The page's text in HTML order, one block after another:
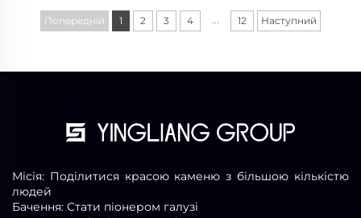
Попередній 1 2 3 4 ... 12 Наступний
Місія: Поділитися красою каменю з більшою кількістю
людей
Бачення: Стати піонером галузі